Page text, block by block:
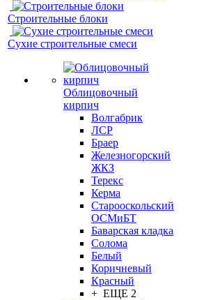
Строительные блоки
Сухие строительные смеси
Облицовочный
кирпич
Волгабрик
ЛСР
Браер
Железногорский
ЖКЗ
Терекс
Керма
Старооскольский
ОСМиБТ
Баварская кладка
Солома
Белый
Коричневый
Красный
+ ЕЩЕ 2